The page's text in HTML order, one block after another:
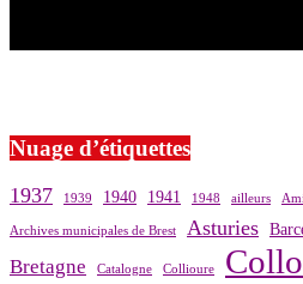
Nuage d’étiquettes
1937 1939 1940 1941 1948 ailleurs
Archives municipales de Brest Asturies
Bretagne Catalogne Collioure